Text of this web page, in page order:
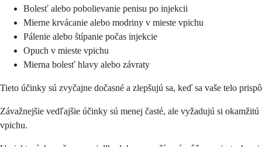
Bolesť alebo pobolievanie penisu po injekcii
Mierne krvácanie alebo modriny v mieste vpichu
Pálenie alebo štípanie počas injekcie
Opuch v mieste vpichu
Mierna bolesť hlavy alebo závraty
Tieto účinky sú zvyčajne dočasné a zlepšujú sa, keď sa vaše telo
Závažnejšie vedľajšie účinky sú menej časté, ale vyžadujú si
vpichu.